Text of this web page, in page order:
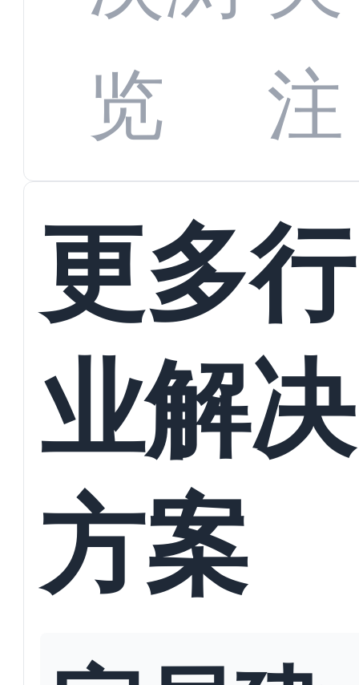
数字化
蜕变
数据对
接
览
注
更多行
业解决
方案